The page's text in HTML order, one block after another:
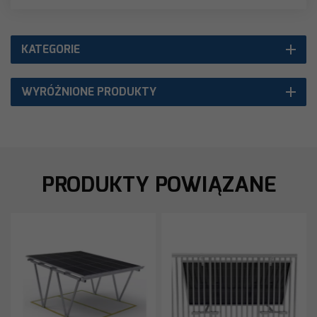
KATEGORIE
WYRÓŻNIONE PRODUKTY
PRODUKTY POWIĄZANE